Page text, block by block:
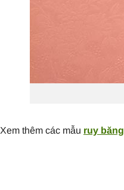
Xem thêm các mẫu ruy băng